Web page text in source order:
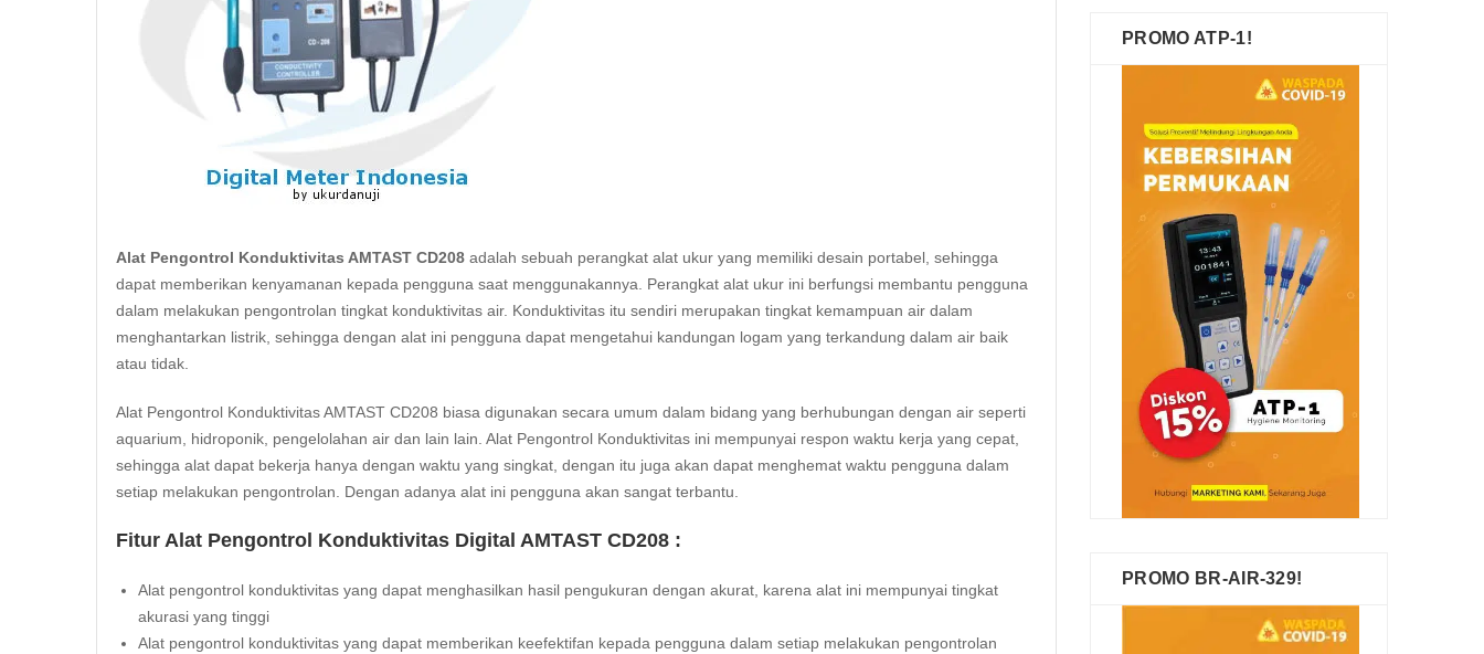
Alat Pengontrol Konduktivitas AMTAST CD208 adalah sebuah perangkat alat ukur yang memiliki desain portabel, sehingga
dapat memberikan kenyamanan kepada pengguna saat menggunakannya. Perangkat alat ukur ini berfungsi membantu pengguna
dalam melakukan pengontrolan tingkat konduktivitas air. Konduktivitas itu sendiri merupakan tingkat kemampuan air dalam
menghantarkan listrik, sehingga dengan alat ini pengguna dapat mengetahui kandungan logam yang terkandung dalam air baik
atau tidak.
Alat Pengontrol Konduktivitas AMTAST CD208 biasa digunakan secara umum dalam bidang yang berhubungan dengan air seperti
aquarium, hidroponik, pengelolahan air dan lain lain. Alat Pengontrol Konduktivitas ini mempunyai respon waktu kerja yang cepat,
sehingga alat dapat bekerja hanya dengan waktu yang singkat, dengan itu juga akan dapat menghemat waktu pengguna dalam
setiap melakukan pengontrolan. Dengan adanya alat ini pengguna akan sangat terbantu.
Fitur Alat Pengontrol Konduktivitas Digital AMTAST CD208 :
Alat pengontrol konduktivitas yang dapat menghasilkan hasil pengukuran dengan akurat, karena alat ini mempunyai tingkat
akurasi yang tinggi
Alat pengontrol konduktivitas yang dapat memberikan keefektifan kepada pengguna dalam setiap melakukan pengontrolan
PROMO ATP-1!
PROMO BR-AIR-329!